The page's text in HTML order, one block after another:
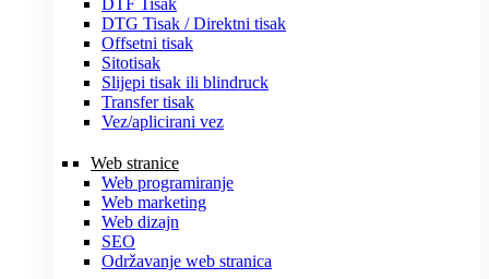
DTF Tisak
DTG Tisak / Direktni tisak
Offsetni tisak
Sitotisak
Slijepi tisak ili blindruck
Transfer tisak
Vez/aplicirani vez
Web stranice
Web programiranje
Web marketing
Web dizajn
SEO
Održavanje web stranica